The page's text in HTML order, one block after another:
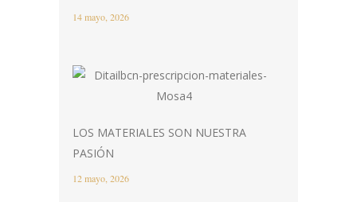
14 mayo, 2026
LOS MATERIALES SON NUESTRA
PASIÓN
12 mayo, 2026